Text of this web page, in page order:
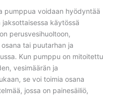
pumppua voidaan hyödyntää
käytössä
perusvesihuoltoon,
tai puutarhan ja
Kun pumppu on mitoitettu
vesimäärän ja
se voi toimia osana
jossa on painesäiliö,